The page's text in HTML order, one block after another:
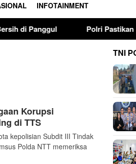
INFOTAINMENT
Polri Pastikan Proses
Korupsi
di TTS
kepolisian Subdit III Tindak
Polda NTT memeriksa
TNI